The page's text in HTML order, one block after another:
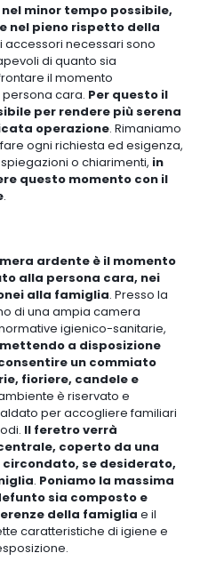
minor tempo possibile,
nel pieno rispetto della
accessori necessari sono
di quanto sia
il momento
cara. Per questo il
per rendere più serena
operazione. Rimaniamo
ogni richiesta ed esigenza,
o chiarimenti, in
questo momento con il
.
ardente è il momento
alla persona cara, nei
alla famiglia. Presso la
di una ampia camera
igienico-sanitarie,
a disposizione
un commiato
fioriere, candele e
è riservato e
per accogliere familiari
Il feretro verrà
coperto da una
se desiderato,
. Poniamo la massima
sia composto e
della famiglia e il
caratteristiche di igiene e